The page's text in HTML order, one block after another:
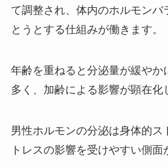
て調整され、体内のホルモンバ
とうとする仕組みが働きます。
年齢を重ねると分泌量が緩やか
多く、加齢による影響が顕在化
男性ホルモンの分泌は身体的ス
トレスの影響を受けやすい側面